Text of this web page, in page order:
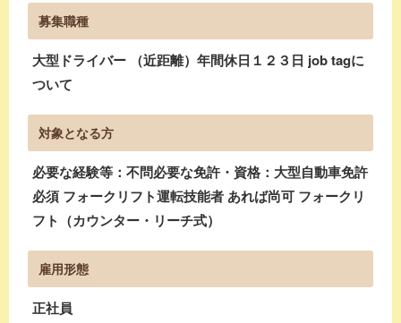
募集職種
大型ドライバー （近距離）年間休日１２３日 job tagに
ついて
対象となる方
必要な経験等：不問必要な免許・資格：大型自動車免許
必須 フォークリフト運転技能者 あれば尚可 フォークリ
フト（カウンター・リーチ式）
雇用形態
正社員